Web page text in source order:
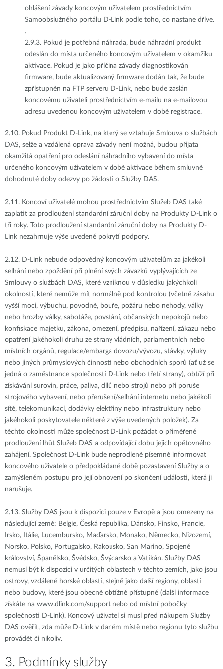
ohlášení závady koncovým uživatelem prostřednictvím
Samoobslužného portálu D-Link podle toho, co nastane dříve.
.
2.9.3. Pokud je potřebná náhrada, bude náhradní produkt
odeslán do místa určeného koncovým uživatelem v okamžiku
aktivace. Pokud je jako příčina závady diagnostikován
firmware, bude aktualizovaný firmware dodán tak, že bude
zpřístupněn na FTP serveru D-Link, nebo bude zaslán
koncovému uživateli prostřednictvím e-mailu na e-mailovou
adresu uvedenou koncovým uživatelem v době registrace.
2.10. Pokud Produkt D-Link, na který se vztahuje Smlouva o službách
DAS, selže a vzdálená oprava závady není možná, budou přijata
okamžitá opatření pro odeslání náhradního vybavení do místa
určeného koncovým uživatelem v době aktivace během smluvně
dohodnuté doby odezvy po žádosti o Služby DAS.
2.11. Koncoví uživatelé mohou prostřednictvím Služeb DAS také
zaplatit za prodloužení standardní záruční doby na Produkty D-Link o
tři roky. Toto prodloužení standardní záruční doby na Produkty D-
Link nezahrnuje výše uvedené pokrytí podpory.
2.12. D-Link nebude odpovědný koncovým uživatelům za jakékoli
selhání nebo zpoždění při plnění svých závazků vyplývajících ze
Smlouvy o službách DAS, které vzniknou v důsledku jakýchkoli
okolností, které nemůže mít normálně pod kontrolou (včetně zásahu
vyšší moci, výbuchu, povodně, bouře, požáru nebo nehody, války
nebo hrozby války, sabotáže, povstání, občanských nepokojů nebo
konfiskace majetku, zákona, omezení, předpisu, nařízení, zákazu nebo
opatření jakéhokoli druhu ze strany vládních, parlamentních nebo
místních orgánů, regulace/embarga dovozu/vývozu, stávky, výluky
nebo jiných průmyslových činností nebo obchodních sporů (ať už se
jedná o zaměstnance společnosti D-Link nebo třetí strany), obtíží při
získávání surovin, práce, paliva, dílů nebo strojů nebo při poruše
strojového vybavení, nebo přerušení/selhání internetu nebo jakékoli
sítě, telekomunikací, dodávky elektřiny nebo infrastruktury nebo
jakéhokoli poskytovatele některé z výše uvedených položek). Za
těchto okolností může společnost D-Link požádat o přiměřené
prodloužení lhůt Služeb DAS a odpovídající dobu jejich opětovného
zahájení. Společnost D-Link bude neprodleně písemně informovat
koncového uživatele o předpokládané době pozastavení Služby a o
zamýšleném postupu pro její obnovení po skončení události, která ji
narušuje.
2.13. Služby DAS jsou k dispozici pouze v Evropě a jsou omezeny na
následující země: Belgie, Česká republika, Dánsko, Finsko, Francie,
Irsko, Itálie, Lucembursko, Maďarsko, Monako, Německo, Nizozemí,
Norsko, Polsko, Portugalsko, Rakousko, San Marino, Spojené
království, Španělsko, Švédsko, Švýcarsko a Vatikán. Služby DAS
nemusí být k dispozici v určitých oblastech v těchto zemích, jako jsou
ostrovy, vzdálené horské oblasti, stejně jako další regiony, oblasti
nebo budovy, které jsou obecně obtížně přístupné (další informace
získáte na www.dlink.com/support nebo od místní pobočky
společnosti D-Link). Koncový uživatel si musí před nákupem Služby
DAS ověřit, zda může D-Link v daném místě nebo regionu tyto službu
provádět či nikoliv.
3. Podmínky služby